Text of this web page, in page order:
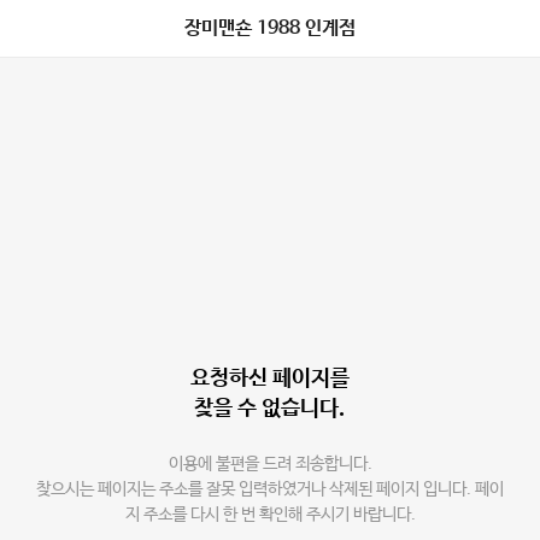
장미맨숀 1988 인계점
요청하신 페이지를
찾을 수 없습니다.
이용에 불편을 드려 죄송합니다.
찾으시는 페이지는 주소를 잘못 입력하였거나 삭제된 페이지 입니다. 페이
지 주소를 다시 한 번 확인해 주시기 바랍니다.